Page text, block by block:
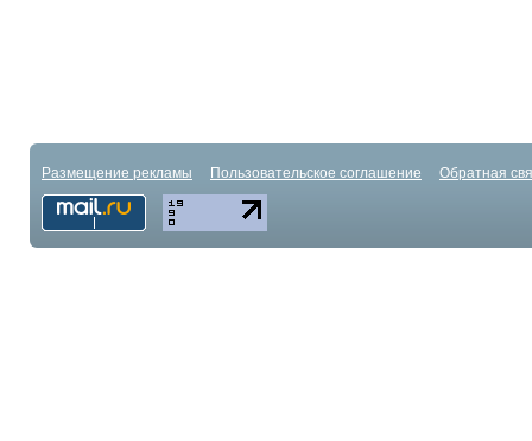
Размещение рекламы Пользовательское соглашение Обратная